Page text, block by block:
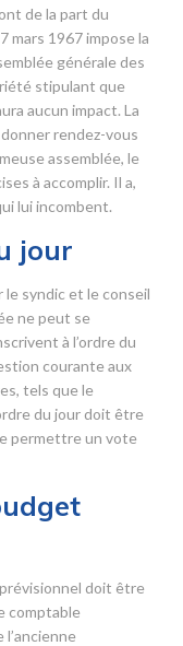
de la part du
mars 1967 impose la
générale des
stipulant que
aucun impact. La
rendez-vous
assemblée, le
à accomplir. Il a,
lui incombent.
jour
le syndic et le conseil
ne peut se
à l’ordre du
courante aux
tels que le
du jour doit être
permettre un vote
doit être
comptable